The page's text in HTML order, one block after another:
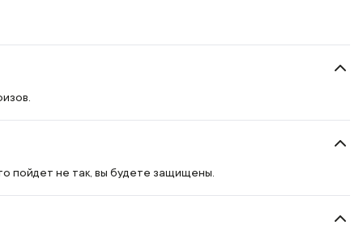
пойдет не так, вы будете защищены.